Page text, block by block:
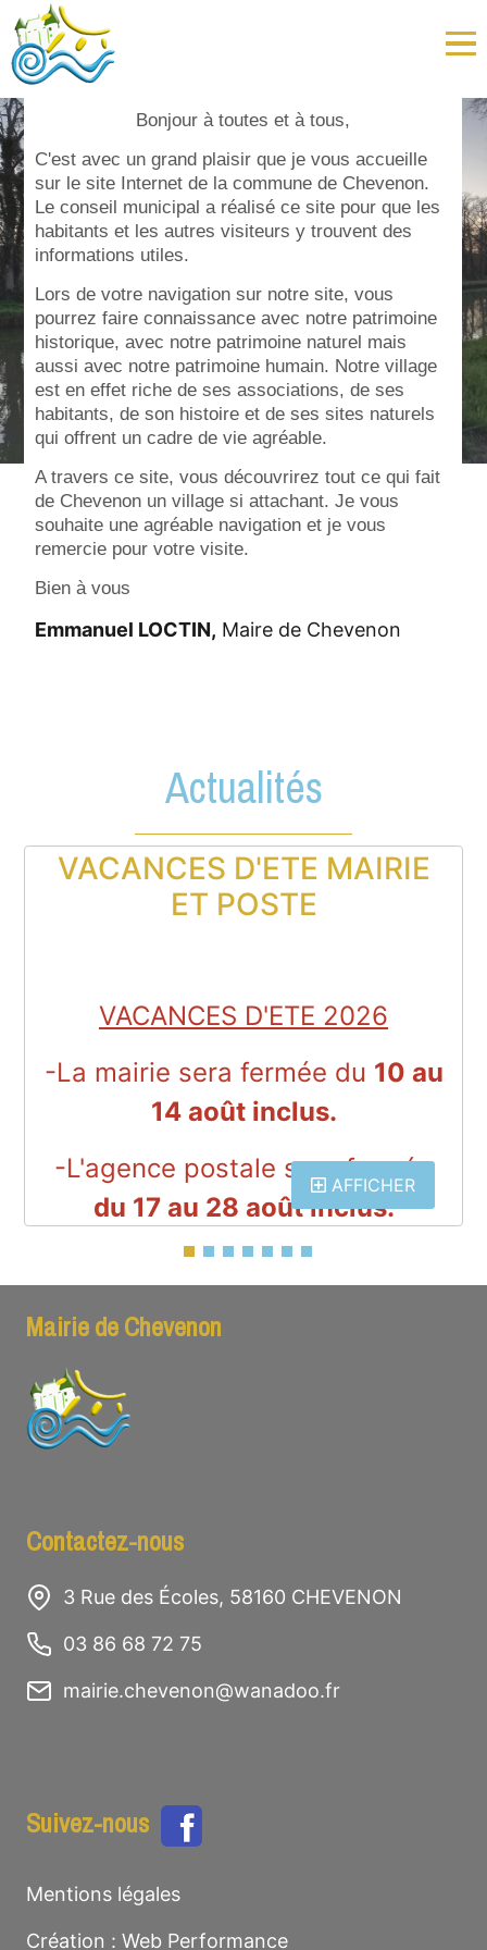
Bienvenue sur le site internet de la
Mairie de Chevenon
Bonjour à toutes et à tous,
C'est avec un grand plaisir que je vous accueille
sur le site Internet de la commune de Chevenon.
Le conseil municipal a réalisé ce site pour que les
habitants et les autres visiteurs y trouvent des
informations utiles.
Lors de votre navigation sur notre site, vous
pourrez faire connaissance avec notre patrimoine
historique, avec notre patrimoine naturel mais
aussi avec notre patrimoine humain. Notre village
est en effet riche de ses associations, de ses
habitants, de son histoire et de ses sites naturels
qui offrent un cadre de vie agréable.
A travers ce site, vous découvrirez tout ce qui fait
de Chevenon un village si attachant. Je vous
souhaite une agréable navigation et je vous
remercie pour votre visite.
Bien à vous
Emmanuel LOCTIN, Maire de Chevenon
Actualités
VACANCES D'ETE MAIRIE
ET POSTE
VACANCES D'ETE 2026
-La mairie sera fermée du 10 au
14 août inclus.
-L'agence postale sera fermée
du 17 au 28 août inclus.
AFFICHER
COUPURE DE COURANT
POUR TRAVAUX
Informations coupure de courant
-mecredi 23 septembre 2026 de
9h à 10h45 au Domaine de
BRUITS DE VOISINAGE
12h 14h-19h
18h30
Mairie de Chevenon
Contactez-nous
3 Rue des Écoles, 58160 CHEVENON
03 86 68 72 75
mairie.chevenon@wanadoo.fr
Suivez-nous
Mentions légales
Création : Web Performance